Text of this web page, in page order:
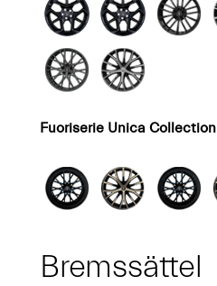
Fuoriserie Unica Collection
Bremssättel